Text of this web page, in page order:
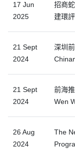
17 Jun
2025
招商
建環
21 Sept
2024
深圳
21 Sept
2024
前海
Wen
26 Aug
2024
The